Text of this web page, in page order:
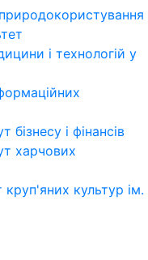
і технологій у
і фінансів
харчових
культур ім.